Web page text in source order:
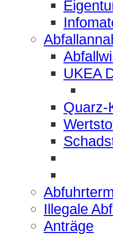
UKEA
Quarz-
Illegale
Anträge